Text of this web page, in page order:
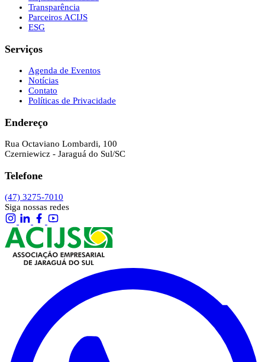
Transparência
Parceiros ACIJS
ESG
Serviços
Agenda de Eventos
Notícias
Contato
Políticas de Privacidade
Endereço
Rua Octaviano Lombardi, 100
Czerniewicz - Jaraguá do Sul/SC
Telefone
(47) 3275-7010
Siga nossas redes